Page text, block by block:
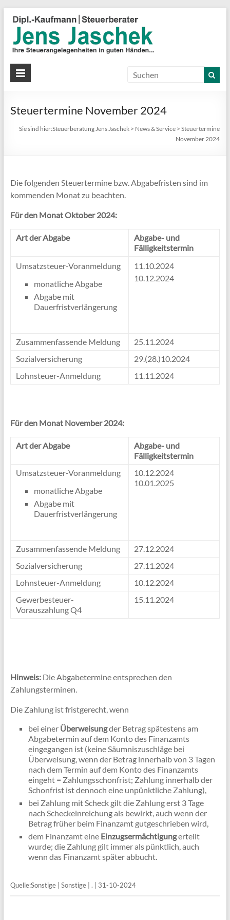
Steuertermine November 2024
Sie sind hier:Steuerberatung Jens Jaschek > News & Service >Steuertermine
November 2024
Die folgenden Steuertermine bzw. Abgabefristen sind im
kommenden Monat zu beachten.
Für den Monat Oktober 2024:
Art der Abgabe
Abgabe- und
Fälligkeitstermin
Umsatzsteuer-Voranmeldung
monatliche Abgabe
Abgabe mit
Dauerfristverlängerung
11.10.2024
10.12.2024
Zusammenfassende Meldung
25.11.2024
Sozialversicherung
29.(28.)10.2024
Lohnsteuer-Anmeldung
11.11.2024
Für den Monat November 2024:
Art der Abgabe
Abgabe- und
Fälligkeitstermin
Umsatzsteuer-Voranmeldung
monatliche Abgabe
Abgabe mit
Dauerfristverlängerung
10.12.2024
10.01.2025
Zusammenfassende Meldung
27.12.2024
Sozialversicherung
27.11.2024
Lohnsteuer-Anmeldung
10.12.2024
Gewerbesteuer-
Vorauszahlung Q4
15.11.2024
Hinweis:Die Abgabetermine entsprechen den
Zahlungsterminen.
Die Zahlung ist fristgerecht, wenn
bei einer Überweisungder Betrag spätestens am
Abgabetermin auf dem Konto des Finanzamts
eingegangen ist (keine Säumniszuschläge bei
Überweisung, wenn der Betrag innerhalb von 3 Tagen
nach dem Termin auf dem Konto des Finanzamts
eingeht = Zahlungsschonfrist; Zahlung innerhalb der
Schonfrist ist dennoch eine unpünktliche Zahlung),
bei Zahlung mit Scheck gilt die Zahlung erst 3 Tage
nach Scheckeinreichung als bewirkt, auch wenn der
Betrag früher beim Finanzamt gutgeschrieben wird,
dem Finanzamt eine Einzugsermächtigungerteilt
wurde; die Zahlung gilt immer als pünktlich, auch
wenn das Finanzamt später abbucht.
Quelle:Sonstige | Sonstige | . | 31-10-2024